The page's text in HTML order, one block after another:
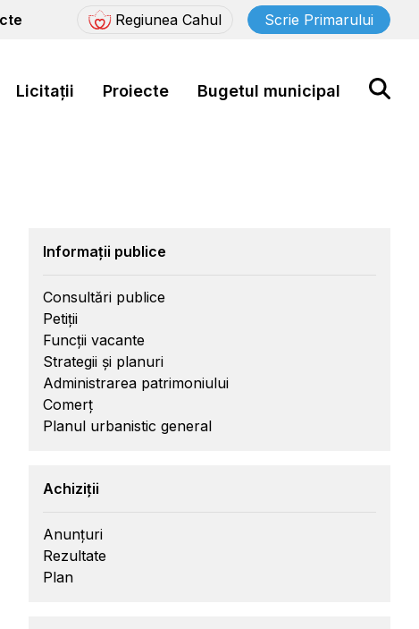
Regiunea Cahul Scrie Primarului
Licitații Proiecte Bugetul municipal
Informații publice
Consultări publice
Petiții
Funcții vacante
Strategii și planuri
Administrarea patrimoniului
Comerț
Planul urbanistic general
Achiziții
Anunțuri
Rezultate
Plan